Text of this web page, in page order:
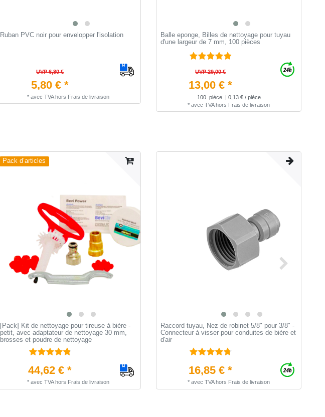
Ruban PVC noir pour envelopper l'isolation
UVP 6,80 €
5,80 € *
* avec TVAhors Frais de livraison
Balle eponge, Billes de nettoyage pour tuyau
d'une largeur de 7 mm, 100 pièces
UVP 29,00 €
13,00 € *
100 pièce
| 0,13 € / pièce
* avec TVAhors Frais de livraison
Pack d’articles
[Pack] Kit de nettoyage pour tireuse à bière -
petit, avec adaptateur de nettoyage 30 mm,
brosses et poudre de nettoyage
44,62 € *
* avec TVAhors Frais de livraison
Raccord tuyau, Nez de robinet 5/8" pour 3/8" -
Connecteur à visser pour conduites de bière et
d'air
16,85 € *
* avec TVAhors Frais de livraison